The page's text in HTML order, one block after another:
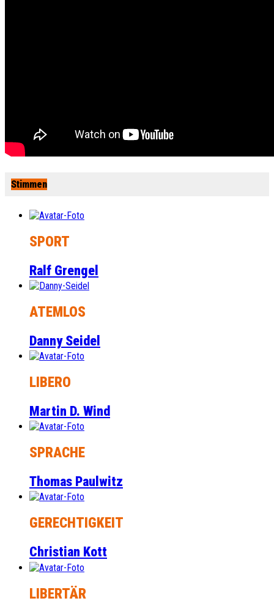
Stimmen
SPORT
Ralf Grengel
ATEMLOS
Danny Seidel
LIBERO
Martin D. Wind
SPRACHE
Thomas Paulwitz
GERECHTIGKEIT
Christian Kott
LIBERTÄR